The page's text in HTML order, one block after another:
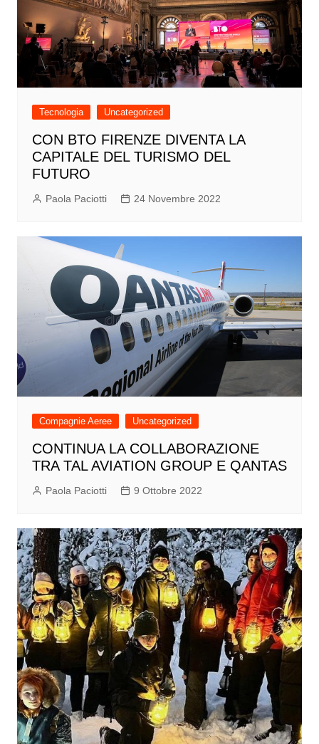
Tecnologia Uncategorized
CON BTO FIRENZE DIVENTA LA
CAPITALE DEL TURISMO DEL
FUTURO
Paola Paciotti 24 Novembre 2022
Compagnie Aeree Uncategorized
CONTINUA LA COLLABORAZIONE
TRA TAL AVIATION GROUP E QANTAS
Paola Paciotti 9 Ottobre 2022